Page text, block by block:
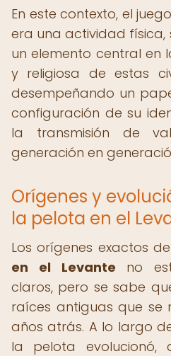
En este contexto, el
era una actividad física,
un elemento central en
y religiosa de estas
desempeñando un
configuración de su
la transmisión de
generación en
Orígenes y
la pelota en el
Los orígenes exactos
en el Levante no
claros, pero se sabe
raíces antiguas que se
años atrás. A lo largo
la pelota evolucionó,